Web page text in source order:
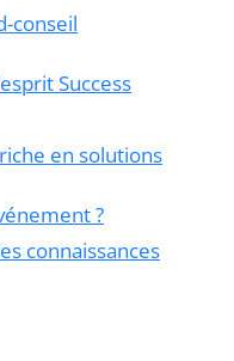
conseil
Success
en solutions
?
connaissances